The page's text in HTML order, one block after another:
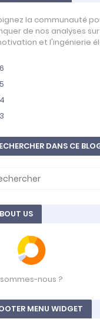
i
t
y
,
T
y
e
s
v
e
a
n
t
t
e
la communauté
de nos analyses
et l'ingénierie
DANS CE
US
nous ?
MENU WIDGET